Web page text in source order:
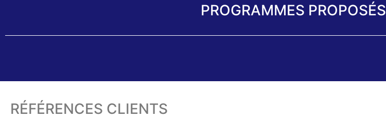
PROGRAMMES PROPOSÉS
RÉFÉRENCES CLIENTS